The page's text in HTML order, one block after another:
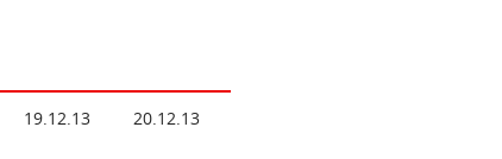
19.12.13 20.12.13